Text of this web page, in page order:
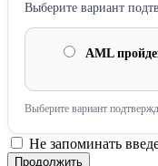
Выберите вариант
AML
Выберите вариант
Не запоминать